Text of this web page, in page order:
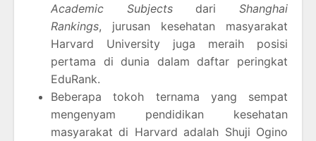
Academic SubjectsdariShanghai
Rankings, jurusan kesehatan masyarakat
Harvard University juga meraih posisi
pertama di dunia dalam daftar peringkat
EduRank.
Beberapa tokoh ternama yang sempat
mengenyam pendidikan kesehatan
masyarakat di Harvard adalah Shuji Ogino